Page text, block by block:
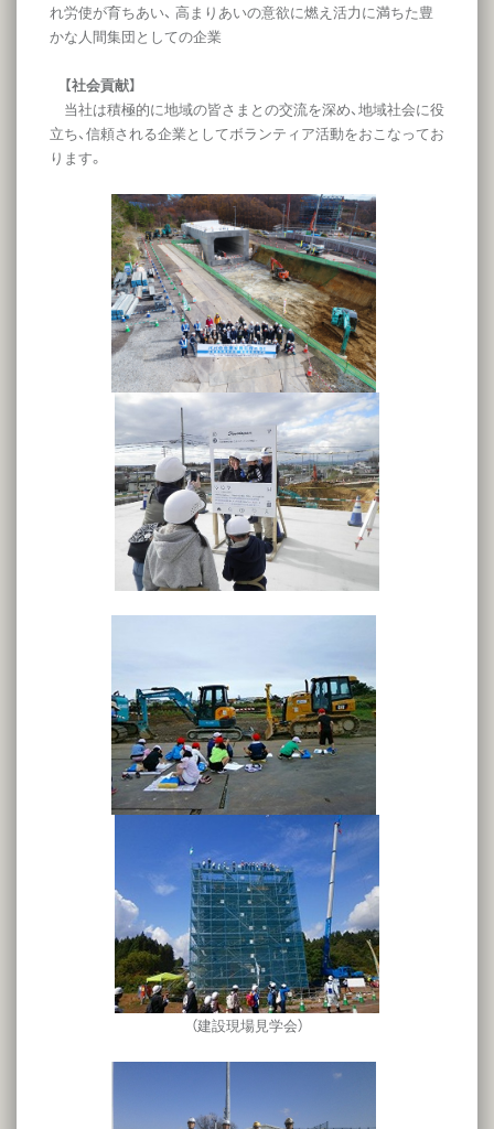
れ労使が育ちあい、 高まりあいの意欲に燃え活力に満ちた豊
かな人間集団としての企業
【社会貢献】
当社は積極的に地域の皆さまとの交流を深め、地域社会に役
立ち、信頼される企業としてボランティア活動をおこなってお
ります。
（建設現場見学会）